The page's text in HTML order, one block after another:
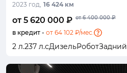
2023 год, 16 424 км
от 5 620 000 ₽ от 6 400 000 ₽
в кредит - от 64 102 ₽/мес.
2 л.237 л.сДизельРоботЗадний